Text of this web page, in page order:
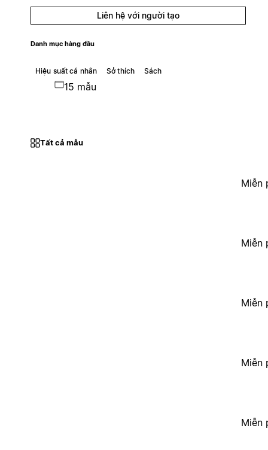
Liên hệ với người tạo
Danh mục hàng đầu
Hiệu suất cá nhân Sở thích Sách
15 mẫu
Tất cả mẫu
Miễn
Miễn
Miễn
Miễn
Miễn